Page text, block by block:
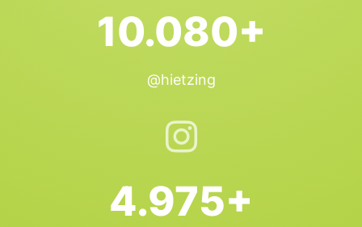
10.080+
@hietzing
4.975+